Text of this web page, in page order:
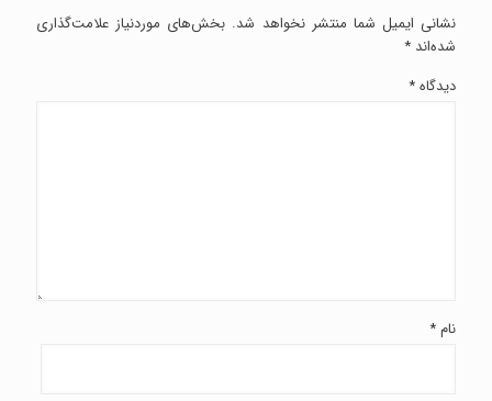
نشانی ایمیل شما منتشر نخواهد شد. بخش‌های موردنیاز علامت‌گذاری
شده‌اند *
دیدگاه*
نام*